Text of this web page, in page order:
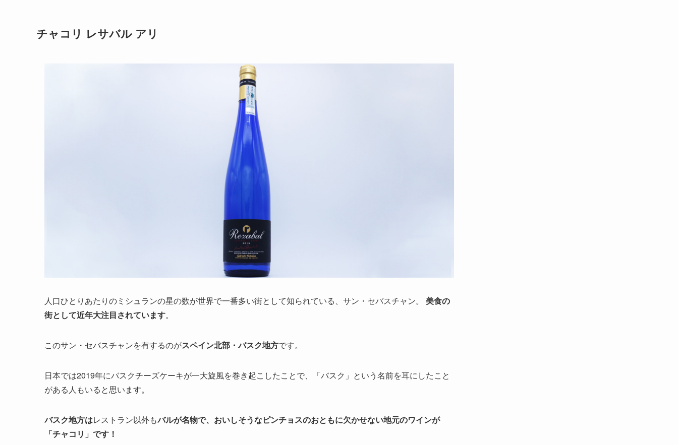
チャコリ レサバル アリ
人口ひとりあたりのミシュランの星の数が世界で一番多い街として知られている、サン・セバスチャン。 美食の
街として近年大注目されています。
このサン・セバスチャンを有するのがスペイン北部・バスク地方です。
日本では2019年にバスクチーズケーキが一大旋風を巻き起こしたことで、「バスク」という名前を耳にしたこと
がある人もいると思います。
バスク地方はレストラン以外もバルが名物で、おいしそうなピンチョスのおともに欠かせない地元のワインが
「チャコリ」です！